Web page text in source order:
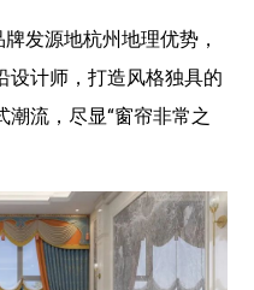
发源地杭州地理优势，
设计师，打造风格独具的
流，尽显“窗帘非常之